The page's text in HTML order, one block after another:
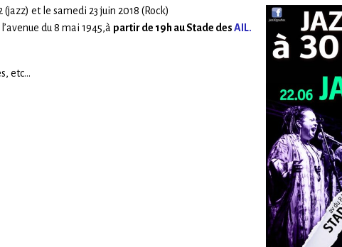
(jazz) et le samedi 23 juin 2018 (Rock)
du 8 mai 1945,à partir de 19h au Stade desAIL.
etc…